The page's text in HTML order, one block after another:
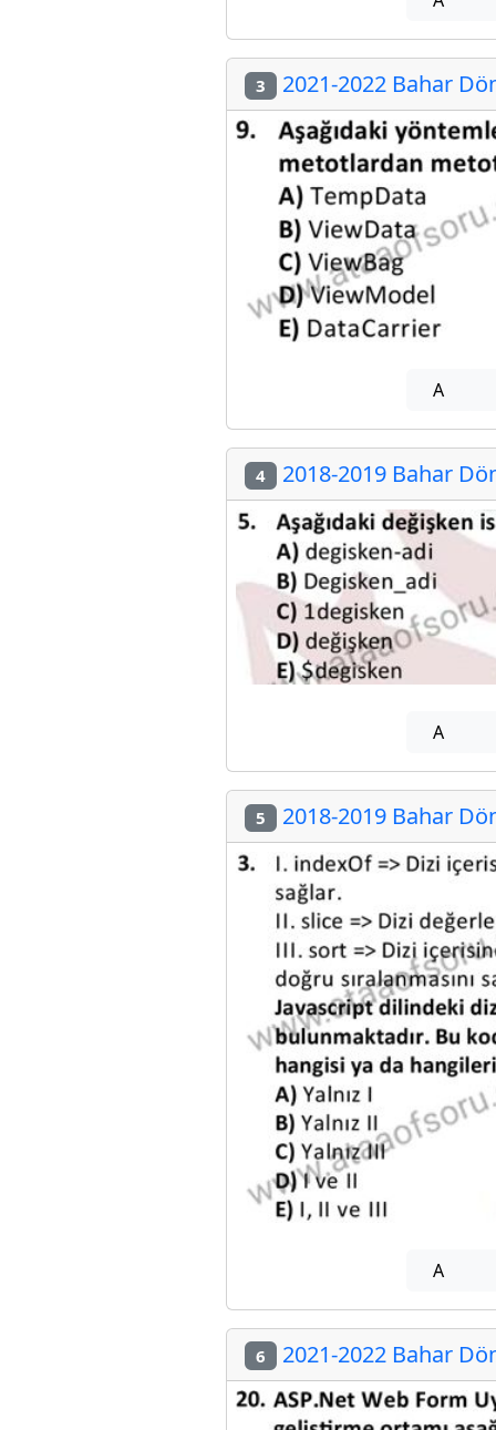
3 2021-2022 Bahar
A
4 2018-2019 Bahar
A
5 2018-2019 Bahar
A
6 2021-2022 Bahar